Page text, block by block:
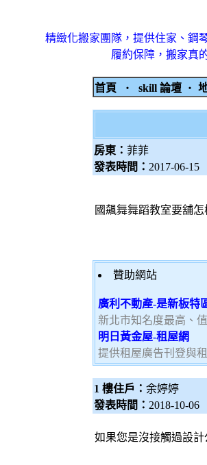
精緻化搬家團隊，提供住家、鋼
履約保障，搬家真
首頁 ‧ skill 論壇 ‧
房東： 菲菲
發表時間： 2017-06-15
國飆舞舞蹈教室要舖
贊助網站
廣利不動產-是新板特
新北市知名度最高、
明日黃金屋-租屋網
提供租屋廣告刊登與
1 樓住戶： 余婷婷
發表時間： 2018-10-06
如果您是沒接觸過設